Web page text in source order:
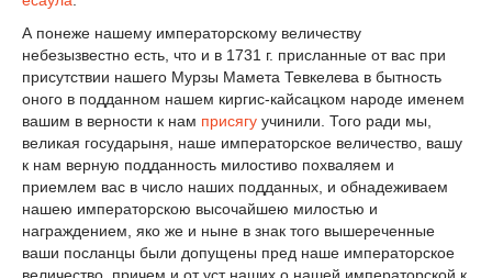
А понеже нашему императорскому величеству
небезызвестно есть, что и в 1731 г. присланные от вас при
присутствии нашего Мурзы Мамета Тевкелева в бытность
оного в подданном нашем киргис-кайсацком народе именем
вашим в верности к нам присягу учинили. Того ради мы,
великая государыня, наше императорское величество, вашу
к нам верную подданность милостиво похваляем и
приемлем вас в число наших подданных, и обнадеживаем
нашею императорскою высочайшею милостью и
награждением, яко же и ныне в знак того вышереченные
ваши посланцы были допущены пред наше императорское
величество, причем и от уст наших о нашей императорской к